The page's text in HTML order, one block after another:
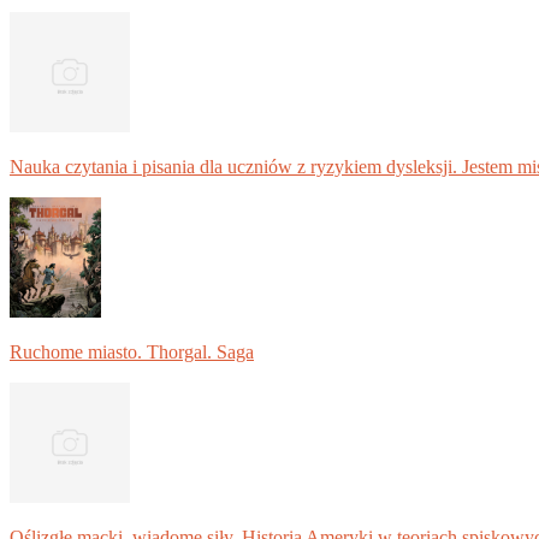
Nauka czytania i pisania dla uczniów z ryzykiem dysleksji. Jestem
Ruchome miasto. Thorgal. Saga